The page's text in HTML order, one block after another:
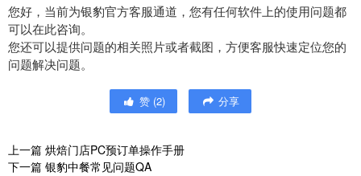
您好，当前为银豹官方客服通道，您有任何软件上的使用问题都
可以在此咨询。
您还可以提供问题的相关照片或者截图，方便客服快速定位您的
问题解决问题。
赞 (2) 分享
上一篇 烘焙门店PC预订单操作手册
下一篇 银豹中餐常见问题QA